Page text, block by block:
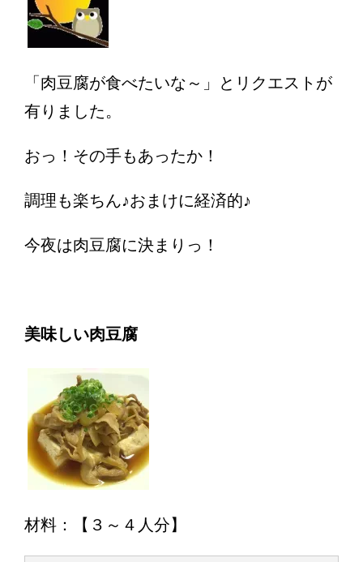
「肉豆腐が食べたいな～」とリクエストが
有りました。
おっ！その手もあったか！
調理も楽ちん♪おまけに経済的♪
今夜は肉豆腐に決まりっ！
美味しい肉豆腐
材料：【３～４人分】